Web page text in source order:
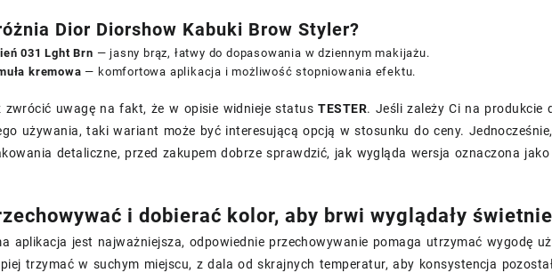
Dior Diorshow Kabuki Brow Styler?
031 Lght Brn — jasny brąz, łatwy do dopasowania w dziennym makijażu.
kremowa — komfortowa aplikacja i możliwość stopniowania efektu.
zwrócić uwagę na fakt, że w opisie widnieje statusTESTER. Jeśli zależy Ci na produkcie
używania, taki wariant może być interesującą opcją w stosunku do ceny.
detaliczne, przed zakupem dobrze sprawdzić, jak wygląda wersja oznaczona jako
i dobierać kolor, aby brwi wyglądały
aplikacja jest najważniejsza, odpowiednie przechowywanie pomaga utrzymać wygodę
trzymać w suchym miejscu, z dala od skrajnych temperatur, aby konsystencja